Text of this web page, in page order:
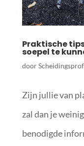
Praktische
soepel te
door
Zijn jullie van
zal dan je
benodigde